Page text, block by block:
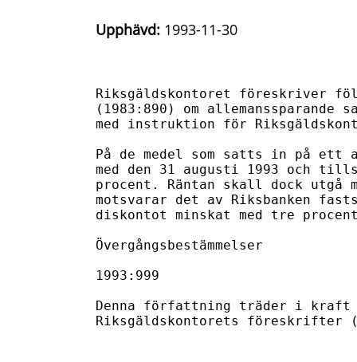
Upphävd: 1993-11-30
Riksgäldskontoret föreskriver
(1983:890) om allemanssparande
med instruktion för
På de medel som satts in på ett
med den 31 augusti 1993 och
procent. Räntan skall dock utgå
motsvarar det av Riksbanken
diskontot minskat med tre
Övergångsbestämmelser
1993:999
Denna författning träder i kraft
Riksgäldskontorets föreskrifter